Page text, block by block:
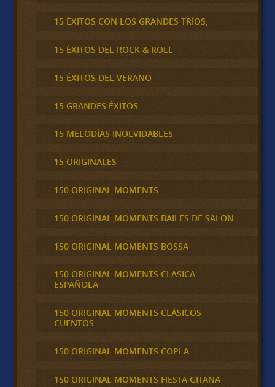
15 ÉXITOS CON LOS GRANDES TRÍOS,
15 ÉXITOS DEL ROCK & ROLL
15 ÉXITOS DEL VERANO
15 GRANDES ÉXITOS
15 MELODÍAS INOLVIDABLES
15 ORIGINALES
150 ORIGINAL MOMENTS
150 ORIGINAL MOMENTS BAILES DE SALON
150 ORIGINAL MOMENTS BOSSA
150 ORIGINAL MOMENTS CLASICA
ESPAÑOLA
150 ORIGINAL MOMENTS CLÁSICOS
CUENTOS
150 ORIGINAL MOMENTS COPLA
150 ORIGINAL MOMENTS FIESTA GITANA